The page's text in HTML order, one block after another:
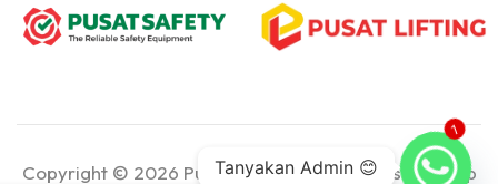
Copyright © 2026 Pusat Teknik - Part of Pusat Group
1
Tanyakan Admin 😊